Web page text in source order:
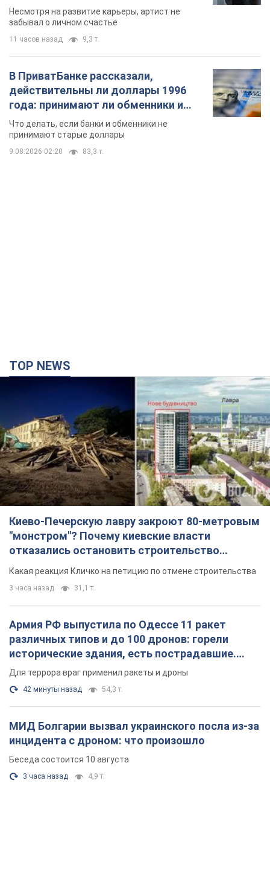
Несмотря на развитие карьеры, артист не
забывал о личном счастье
11 часов назад 9,3 т.
В ПриватБанке рассказали,
действительны ли доллары 1996
года: принимают ли обменники и
банки такие купюры
Что делать, если банки и обменники не
принимают старые доллары
9.08.2026 02:20 83,3 т.
TOP NEWS
Киево-Печерскую лавру закроют 80-метровым
"монстром"? Почему киевские власти
отказались остановить строительство
небоскреба "московского верующего"
Какая реакция Кличко на петицию по отмене строительства
3 часа назад 31,1 т.
Армия РФ выпустила по Одессе 11 ракет
различных типов и до 100 дронов: горели
исторические здания, есть пострадавшие.
Фото и видео
Для террора враг применил ракеты и дроны
42 минуты назад 54,3 т.
МИД Болгарии вызвал украинского посла из-за
инцидента с дроном: что произошло
Беседа состоится 10 августа
3 часа назад 4,9 т.